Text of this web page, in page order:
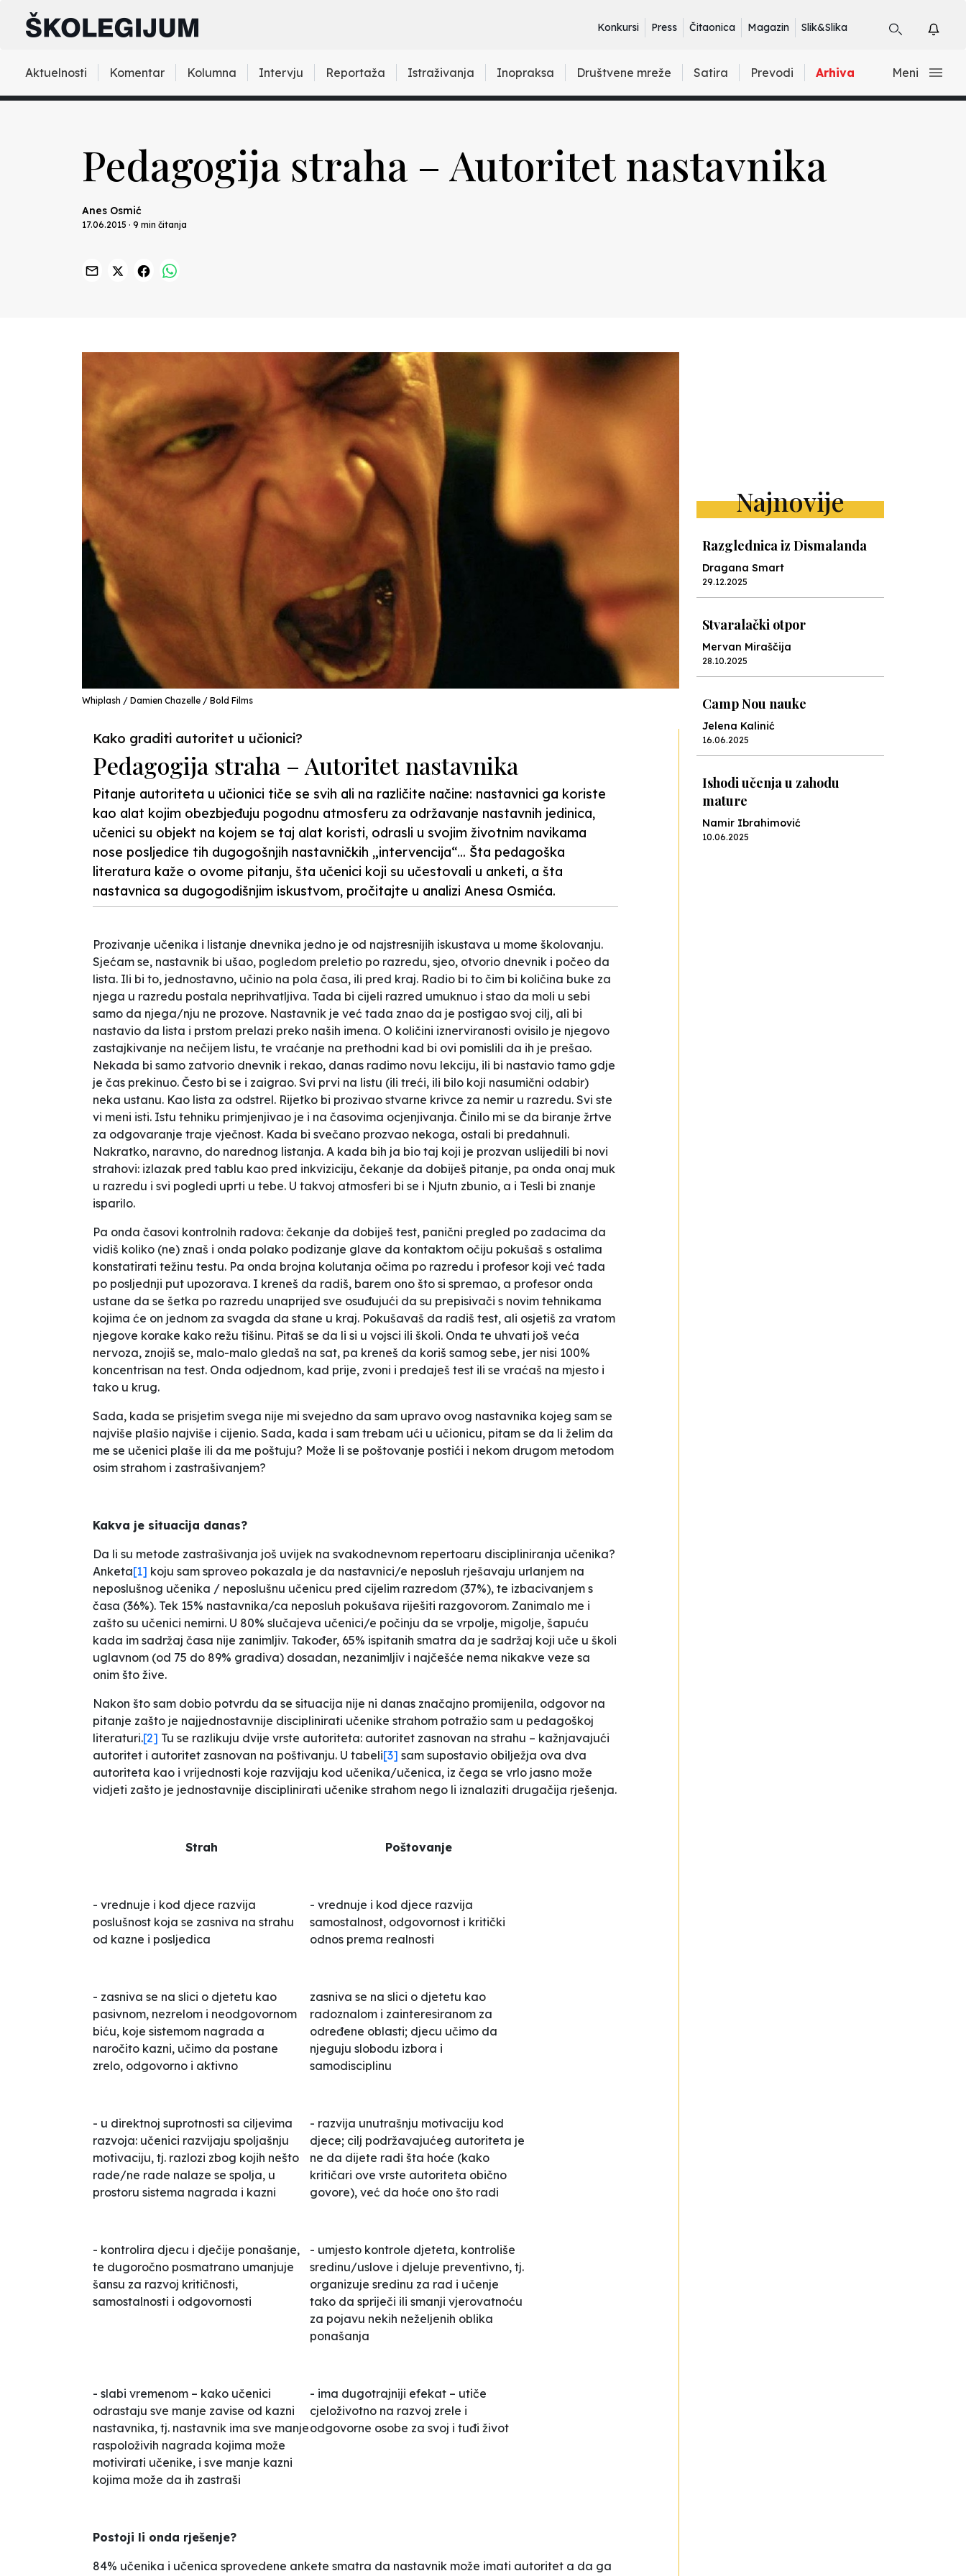
Konkursi Press Čitaonica Magazin Slik&Slika
Aktuelnosti Komentar Kolumna Intervju Reportaža Istraživanja Inopraksa Društvene mreže Satira Prevodi Arhiva Meni
Pedagogija straha – Autoritet nastavnika
Anes Osmić
17.06.2015 · 9 min čitanja
Whiplash / Damien Chazelle / Bold Films
Kako graditi autoritet u učionici?
Pedagogija straha – Autoritet nastavnika
Pitanje autoriteta u učionici tiče se svih ali na različite načine: nastavnici ga koriste
kao alat kojim obezbjeđuju pogodnu atmosferu za održavanje nastavnih jedinica,
učenici su objekt na kojem se taj alat koristi, odrasli u svojim životnim navikama
nose posljedice tih dugogošnjih nastavničkih „intervencija“... Šta pedagoška
literatura kaže o ovome pitanju, šta učenici koji su učestovali u anketi, a šta
nastavnica sa dugogodišnjim iskustvom, pročitajte u analizi Anesa Osmića.
Prozivanje učenika i listanje dnevnika jedno je od najstresnijih iskustava u mome školovanju.
Sjećam se, nastavnik bi ušao, pogledom preletio po razredu, sjeo, otvorio dnevnik i počeo da
lista. Ili bi to, jednostavno, učinio na pola časa, ili pred kraj. Radio bi to čim bi količina buke za
njega u razredu postala neprihvatljiva. Tada bi cijeli razred umuknuo i stao da moli u sebi
samo da njega/nju ne prozove. Nastavnik je već tada znao da je postigao svoj cilj, ali bi
nastavio da lista i prstom prelazi preko naših imena. O količini iznerviranosti ovisilo je njegovo
zastajkivanje na nečijem listu, te vraćanje na prethodni kad bi ovi pomislili da ih je prešao.
Nekada bi samo zatvorio dnevnik i rekao, danas radimo novu lekciju, ili bi nastavio tamo gdje
je čas prekinuo. Često bi se i zaigrao. Svi prvi na listu (ili treći, ili bilo koji nasumični odabir)
neka ustanu. Kao lista za odstrel. Rijetko bi prozivao stvarne krivce za nemir u razredu. Svi ste
vi meni isti. Istu tehniku primjenjivao je i na časovima ocjenjivanja. Činilo mi se da biranje žrtve
za odgovaranje traje vječnost. Kada bi svečano prozvao nekoga, ostali bi predahnuli.
Nakratko, naravno, do narednog listanja. A kada bih ja bio taj koji je prozvan uslijedili bi novi
strahovi: izlazak pred tablu kao pred inkviziciju, čekanje da dobiješ pitanje, pa onda onaj muk
u razredu i svi pogledi uprti u tebe. U takvoj atmosferi bi se i Njutn zbunio, a i Tesli bi znanje
isparilo.
Pa onda časovi kontrolnih radova: čekanje da dobiješ test, panični pregled po zadacima da
vidiš koliko (ne) znaš i onda polako podizanje glave da kontaktom očiju pokušaš s ostalima
konstatirati težinu testu. Pa onda brojna kolutanja očima po razredu i profesor koji već tada
po posljednji put upozorava. I kreneš da radiš, barem ono što si spremao, a profesor onda
ustane da se šetka po razredu unaprijed sve osuđujući da su prepisivači s novim tehnikama
kojima će on jednom za svagda da stane u kraj. Pokušavaš da radiš test, ali osjetiš za vratom
njegove korake kako režu tišinu. Pitaš se da li si u vojsci ili školi. Onda te uhvati još veća
nervoza, znojiš se, malo-malo gledaš na sat, pa kreneš da koriš samog sebe, jer nisi 100%
koncentrisan na test. Onda odjednom, kad prije, zvoni i predaješ test ili se vraćaš na mjesto i
tako u krug.
Sada, kada se prisjetim svega nije mi svejedno da sam upravo ovog nastavnika kojeg sam se
najviše plašio najviše i cijenio. Sada, kada i sam trebam ući u učionicu, pitam se da li želim da
me se učenici plaše ili da me poštuju? Može li se poštovanje postići i nekom drugom metodom
osim strahom i zastrašivanjem?
Kakva je situacija danas?
Da li su metode zastrašivanja još uvijek na svakodnevnom repertoaru discipliniranja učenika?
Anketa[1] koju sam sproveo pokazala je da nastavnici/e neposluh rješavaju urlanjem na
neposlušnog učenika / neposlušnu učenicu pred cijelim razredom (37%), te izbacivanjem s
časa (36%). Tek 15% nastavnika/ca neposluh pokušava riješiti razgovorom. Zanimalo me i
zašto su učenici nemirni. U 80% slučajeva učenici/e počinju da se vrpolje, migolje, šapuću
kada im sadržaj časa nije zanimljiv. Također, 65% ispitanih smatra da je sadržaj koji uče u školi
uglavnom (od 75 do 89% gradiva) dosadan, nezanimljiv i najčešće nema nikakve veze sa
onim što žive.
Nakon što sam dobio potvrdu da se situacija nije ni danas značajno promijenila, odgovor na
pitanje zašto je najjednostavnije disciplinirati učenike strahom potražio sam u pedagoškoj
literaturi.[2] Tu se razlikuju dvije vrste autoriteta: autoritet zasnovan na strahu – kažnjavajući
autoritet i autoritet zasnovan na poštivanju. U tabeli[3] sam supostavio obilježja ova dva
autoriteta kao i vrijednosti koje razvijaju kod učenika/učenica, iz čega se vrlo jasno može
vidjeti zašto je jednostavnije disciplinirati učenike strahom nego li iznalaziti drugačija rješenja.
Strah Poštovanje
- vrednuje i kod djece razvija
poslušnost koja se zasniva na strahu
od kazne i posljedica
- vrednuje i kod djece razvija
samostalnost, odgovornost i kritički
odnos prema realnosti
- zasniva se na slici o djetetu kao
pasivnom, nezrelom i neodgovornom
biću, koje sistemom nagrada a
naročito kazni, učimo da postane
zrelo, odgovorno i aktivno
zasniva se na slici o djetetu kao
radoznalom i zainteresiranom za
određene oblasti; djecu učimo da
njeguju slobodu izbora i
samodisciplinu
- u direktnoj suprotnosti sa ciljevima
razvoja: učenici razvijaju spoljašnju
motivaciju, tj. razlozi zbog kojih nešto
rade/ne rade nalaze se spolja, u
prostoru sistema nagrada i kazni
- razvija unutrašnju motivaciju kod
djece; cilj podržavajućeg autoriteta je
ne da dijete radi šta hoće (kako
kritičari ove vrste autoriteta obično
govore), već da hoće ono što radi
- kontrolira djecu i dječije ponašanje,
te dugoročno posmatrano umanjuje
šansu za razvoj kritičnosti,
samostalnosti i odgovornosti
- umjesto kontrole djeteta, kontroliše
sredinu/uslove i djeluje preventivno, tj.
organizuje sredinu za rad i učenje
tako da spriječi ili smanji vjerovatnoću
za pojavu nekih neželjenih oblika
ponašanja
- slabi vremenom – kako učenici
odrastaju sve manje zavise od kazni
nastavnika, tj. nastavnik ima sve manje
raspoloživih nagrada kojima može
motivirati učenike, i sve manje kazni
kojima može da ih zastraši
- ima dugotrajniji efekat – utiče
cjeloživotno na razvoj zrele i
odgovorne osobe za svoj i tuđi život
Postoji li onda rješenje?
84% učenika i učenica sprovedene ankete smatra da nastavnik može imati autoritet a da ga
Najnovije
Razglednica iz Dismalanda
Dragana Smart
29.12.2025
Stvaralački otpor
Mervan Miraščija
28.10.2025
Camp Nou nauke
Jelena Kalinić
16.06.2025
Ishodi učenja u zahodu
mature
Namir Ibrahimović
10.06.2025